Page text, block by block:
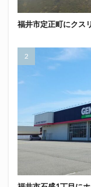
福井市定正町にク